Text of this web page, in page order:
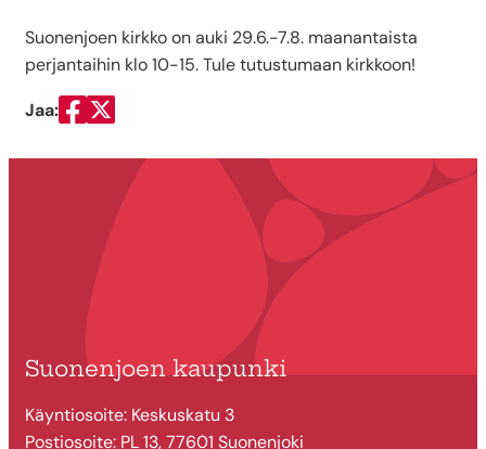
Suonenjoen kirkko on auki 29.6.-7.8. maanantaista
perjantaihin klo 10-15. Tule tutustumaan kirkkoon!
Jaa:
Jaa Facebookissa
Jaa Twitterissä
Suonenjoen kaupunki
Käyntiosoite: Keskuskatu 3
Postiosoite: PL 13, 77601 Suonenjoki